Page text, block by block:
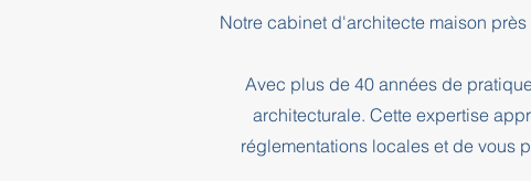
Notre cabinet d'architecte maison
Avec plus de 40 années de
architecturale. Cette expertise
réglementations locales et de vous